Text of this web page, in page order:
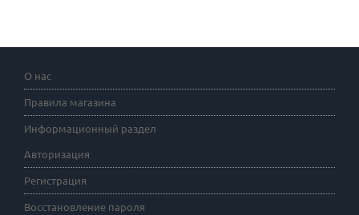
О нас
Правила магазина
Информационный раздел
Авторизация
Регистрация
Восстановление пароля